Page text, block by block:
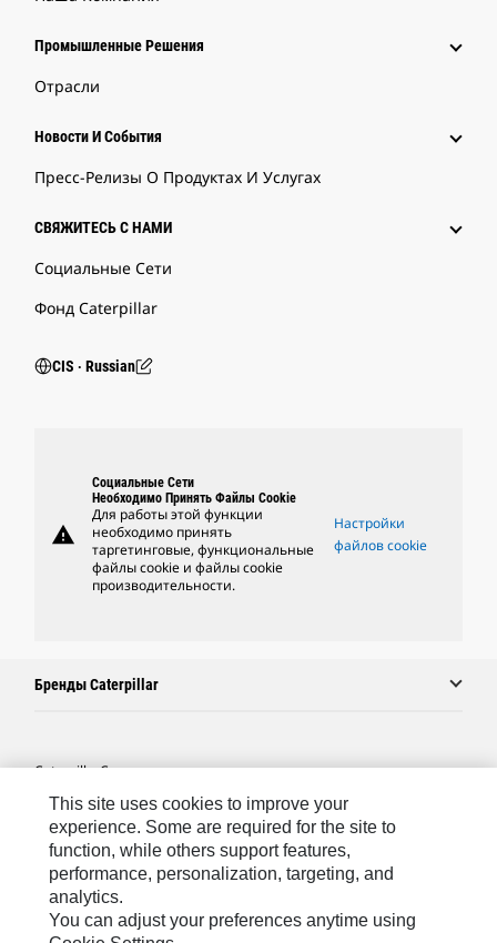
Промышленные Решения
Отрасли
Новости И События
Пресс-Релизы О Продуктах И Услугах
СВЯЖИТЕСЬ С НАМИ
Социальные Сети
Фонд Caterpillar
CIS ‧ Russian
warning
Социальные Сети
Необходимо Принять Файлы Cookie
Для работы этой функции
необходимо принять
таргетинговые, функциональные
файлы cookie и файлы cookie
производительности.
Настройки
файлов cookie
Бренды Caterpillar
Caterpillar.com
Связаться С Caterpillar
Карта Сайта
Cookie Settings
Юридическая Информация
This site uses cookies to improve your
experience. Some are required for the site to
function, while others support features,
performance, personalization, targeting, and
analytics.
You can adjust your preferences anytime using